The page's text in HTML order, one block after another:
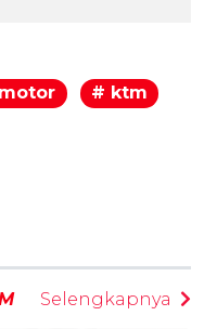
# ktm
Selengkapnya